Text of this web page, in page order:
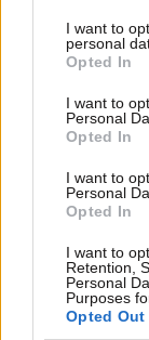
not limited to
grant or deny
use your data
consent section.
I want to
personal
Opted In
I want to
Personal
Opted In
I want to
Personal
Opted In
I want to
Retention,
Personal
Purposes
Opted Out
21·12·2010 09:50
«Μαραθώνιος»